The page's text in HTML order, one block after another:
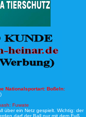
Nationalsportart: Boßeln:
Fuwate
über ein Netz gespielt. Wichtig: der